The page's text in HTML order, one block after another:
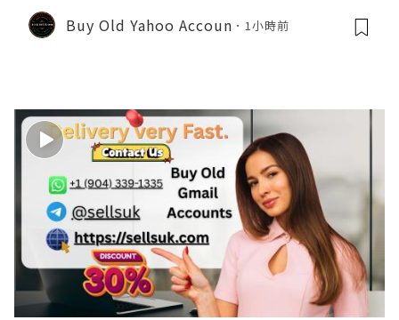
Buy Old Yahoo Accoun 1小時前